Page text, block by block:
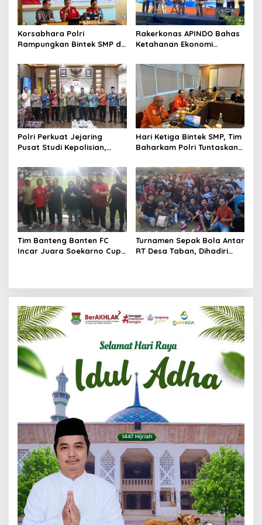
o
s
Korsabhara Polri
Rampungkan Bintek SMP di
Pengamanan Capai 88,44
Persen
Rakerkonas APINDO Bahas
Ketahanan Ekonomi
Soroti Pentingnya
Kolaborasi Lintas Sektor
Polri Perkuat Jejaring
Pusat Studi Kepolisian,
Kebijakan dan Inovasi
Hari Ketiga Bintek SMP, Tim
Baharkam Polri Tuntaskan
Pengamanan Pertamina
Patra Niaga Jabar
Tim Banteng Banten FC
Incar Juara Soekarno Cup
Turnamen Sepak Bola Antar
RT Desa Taban, Dihadiri